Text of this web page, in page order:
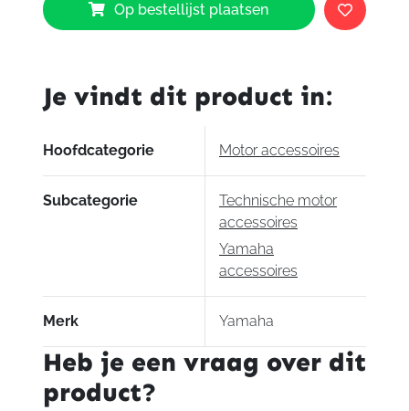
Endurance
screen
R1
Op bestellijst plaatsen
Je vindt dit product in:
Hoofdcategorie Motor accessoires
Subcategorie
Technische motor
accessoires
Yamaha
accessoires
Merk Yamaha
Heb je een vraag over dit
product?